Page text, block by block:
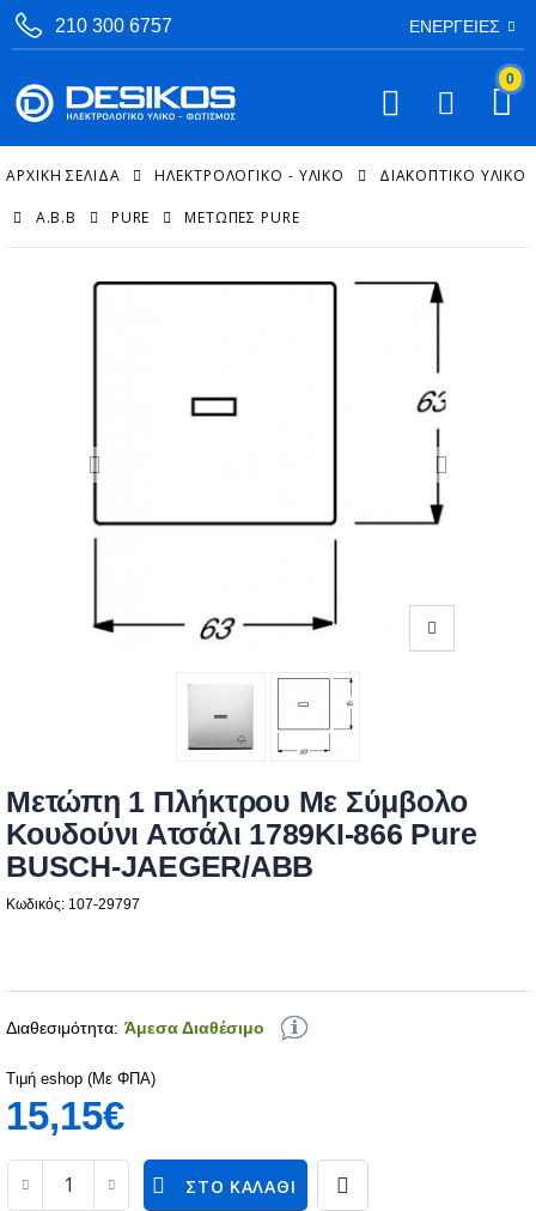
210 300 6757 ΕΝΈΡΓΕΙΕΣ
0
ΑΡΧΙΚΉ ΣΕΛΊΔΑ ΗΛΕΚΤΡΟΛΟΓΙΚΟ - ΥΛΙΚΟ ΔΙΑΚΟΠΤΙΚΌ ΥΛΙΚΌ
A.B.B PURE ΜΕΤΏΠΕΣ PURE
Μετώπη 1 Πλήκτρου Με Σύμβολο
Κουδούνι Ατσάλι 1789KI-866 Pure
BUSCH-JAEGER/ABB
Κωδικός: 107-29797
Διαθεσιμότητα: Άμεσα Διαθέσιμο
Τιμή eshop (Με ΦΠΑ)
15,15€
ΣΤΟ ΚΑΛΆΘΙ